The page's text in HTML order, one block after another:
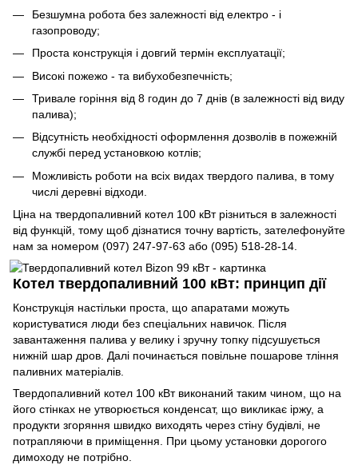
Безшумна робота без залежності від електро - і
газопроводу;
Проста конструкція і довгий термін експлуатації;
Високі пожежо - та вибухобезпечність;
Тривале горіння від 8 годин до 7 днів (в залежності від виду
палива);
Відсутність необхідності оформлення дозволів в пожежній
службі перед установкою котлів;
Можливість роботи на всіх видах твердого палива, в тому
числі деревні відходи.
Ціна на твердопаливний котел 100 кВт різниться в залежності
від функцій, тому щоб дізнатися точну вартість, зателефонуйте
нам за номером (097) 247-97-63 або (095) 518-28-14.
Котел твердопаливний 100 кВт: принцип дії
Конструкція настільки проста, що апаратами можуть
користуватися люди без спеціальних навичок. Після
завантаження палива у велику і зручну топку підсушується
нижній шар дров. Далі починається повільне пошарове тління
паливних матеріалів.
Твердопаливний котел 100 кВт виконаний таким чином, що на
його стінках не утворюється конденсат, що викликає іржу, а
продукти згоряння швидко виходять через стіну будівлі, не
потрапляючи в приміщення. При цьому установки дорогого
димоходу не потрібно.